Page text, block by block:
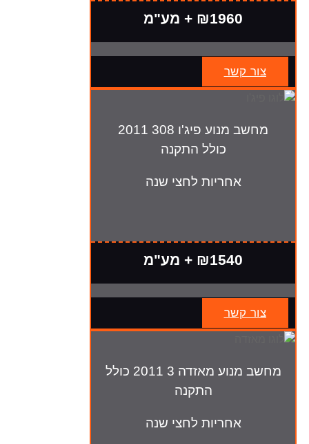
₪1960 + מע"מ
צור קשר
מחשב מנוע פיג'ו 308 2011
כולל התקנה
אחריות לחצי שנה
₪1540 + מע"מ
צור קשר
מחשב מנוע מאזדה 3 2011 כולל
התקנה
אחריות לחצי שנה